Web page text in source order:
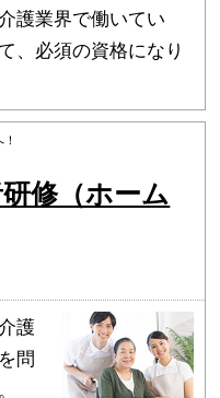
護業界で働いてい
、必須の資格になり
修（ホーム
護
問